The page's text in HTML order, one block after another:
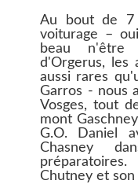
Au bout de 7
voiturage –
beau
d'Orgerus, les
aussi rares
Garros - nous
Vosges, tout
mont
G.O. Daniel
Chasney
Chutney et